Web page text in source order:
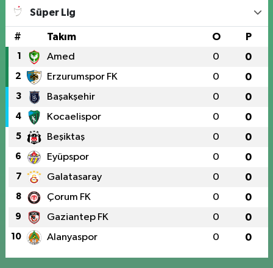
Süper Lig
# Takım O P
1 Amed 0 0
2 Erzurumspor FK 0 0
3 Başakşehir 0 0
4 Kocaelispor 0 0
5 Beşiktaş 0 0
6 Eyüpspor 0 0
7 Galatasaray 0 0
8 Çorum FK 0 0
9 Gaziantep FK 0 0
10 Alanyaspor 0 0